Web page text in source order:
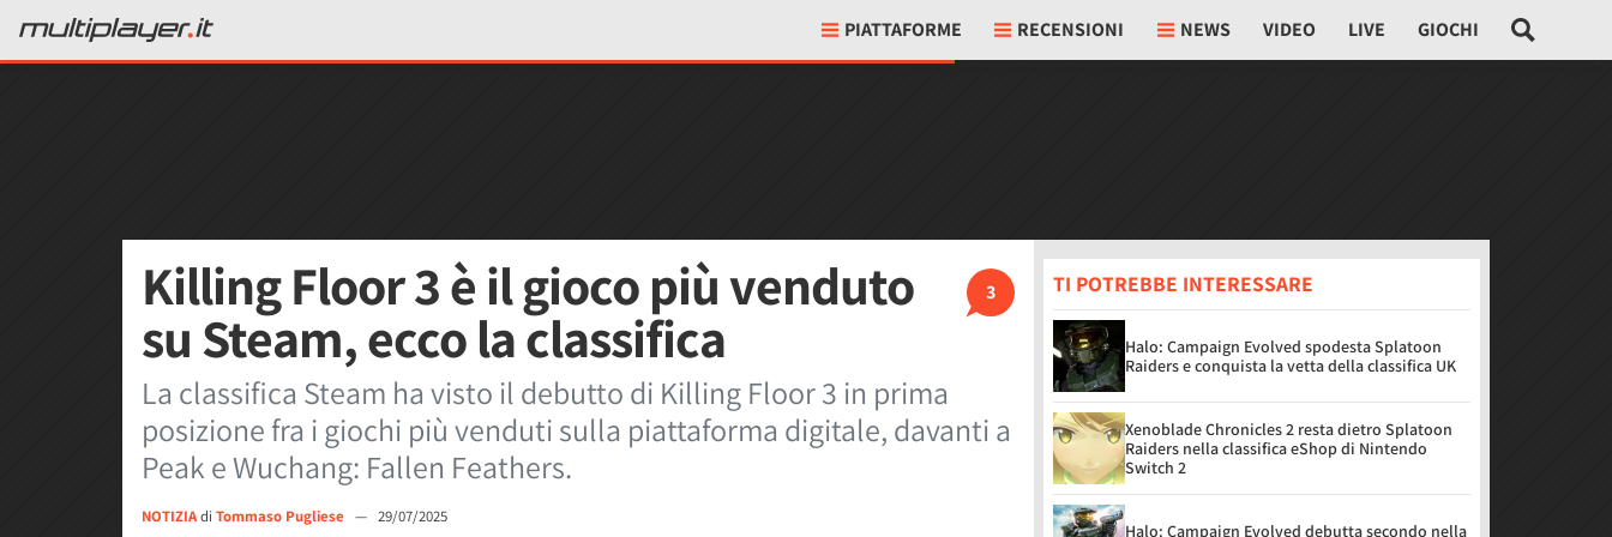
PIATTAFORME RECENSIONI NEWS VIDEO LIVE GIOCHI
3
Killing Floor 3 è il gioco più venduto
su Steam, ecco la classifica
La classifica Steam ha visto il debutto di Killing Floor 3 in prima
posizione fra i giochi più venduti sulla piattaforma digitale, davanti a
Peak e Wuchang: Fallen Feathers.
NOTIZIAdi Tommaso Pugliese — 29/07/2025
TI POTREBBE INTERESSARE
Halo: Campaign Evolved spodesta Splatoon
Raiders e conquista la vetta della classifica UK
Xenoblade Chronicles 2 resta dietro Splatoon
Raiders nella classifica eShop di Nintendo
Switch 2
Halo: Campaign Evolved debutta secondo nella